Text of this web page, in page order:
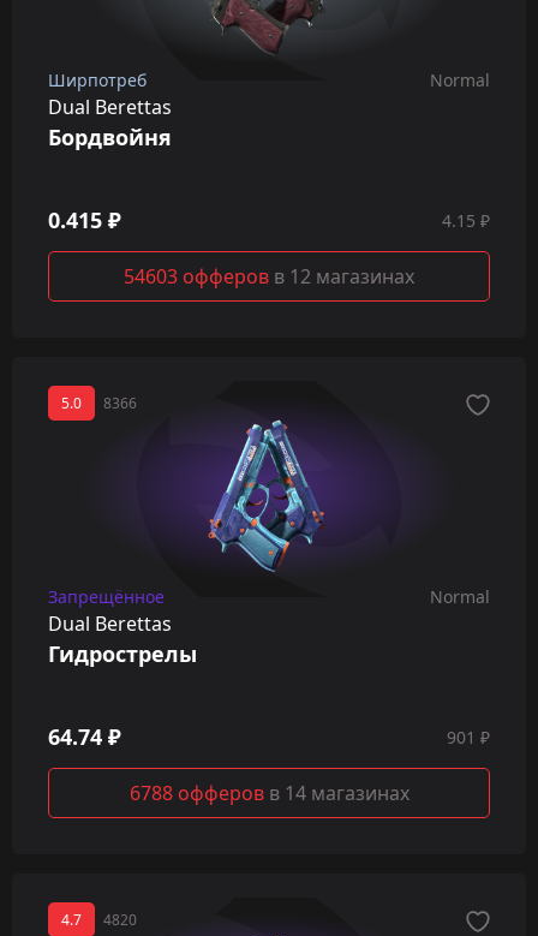
Ширпотреб Normal
Dual Berettas
Бордвойня
0.415 ₽ 4.15 ₽
54603 офферов в 12 магазинах
5.0 8366
Запрещённое Normal
Dual Berettas
Гидрострелы
64.74 ₽ 901 ₽
6788 офферов в 14 магазинах
4.7 4820